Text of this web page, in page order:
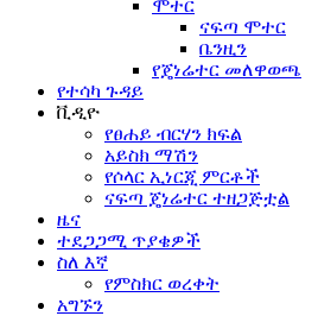
ሞተር
ናፍጣ ሞተር
ቤንዚን
የጄነሬተር መለዋወጫ
የተሳካ ጉዳይ
ቪዲዮ
የፀሐይ ብርሃን ክፍል
አይስክ ማሽን
የሶላር ኢነርጂ ምርቶች
ናፍጣ ጄነሬተር ተዘጋጅቷል
ዜና
ተደጋጋሚ ጥያቄዎች
ስለ እኛ
የምስክር ወረቀት
አግኙን